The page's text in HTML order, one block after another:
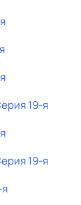
19-я
19-я